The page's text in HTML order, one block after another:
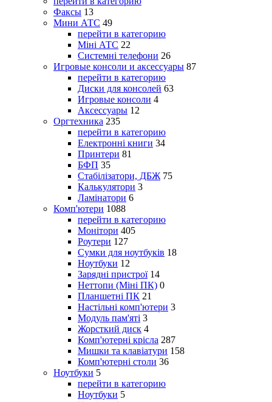
Факсы 13
Мини АТС 49
перейти в категорию
Міні АТС 22
Системні телефони 26
Игровые консоли и аксессуары 87
перейти в категорию
Диски для консолей 63
Игровые консоли 4
Аксессуары 12
Оргтехника 235
перейти в категорию
Електронні книги 34
Принтери 81
БФП 35
Стабілізатори, ДБЖ 75
Калькулятори 3
Ламінатори 6
Комп'ютери 1088
перейти в категорию
Монітори 405
Роутери 127
Сумки для ноутбуків 18
Ноутбуки 12
Зарядні пристрої 14
Неттопи (Міні ПК) 0
Планшетні ПК 21
Настільні комп'ютери 3
Модуль пам'яті 3
Жорсткий диск 4
Комп'ютерні крісла 287
Мишки та клавіатури 158
Комп'ютерні столи 36
Ноутбуки 5
перейти в категорию
Ноутбуки 5